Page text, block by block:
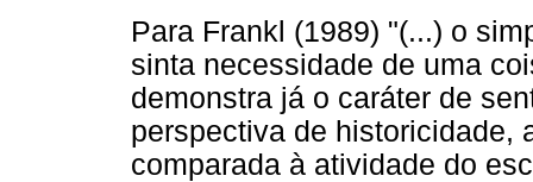
Para Frankl (1989) "(...) o
sinta necessidade de uma
demonstra já o caráter de
perspectiva de historicidade,
comparada à atividade do